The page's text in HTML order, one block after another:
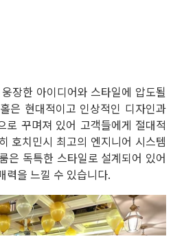
장한 아이디어와 스타일에 압도될
은 현대적이고 인상적인 디자인과
로 꾸며져 있어 고객들에게 절대적
호치민시 최고의 엔지니어 시스템
은 독특한 스타일로 설계되어 있어
력을 느낄 수 있습니다.